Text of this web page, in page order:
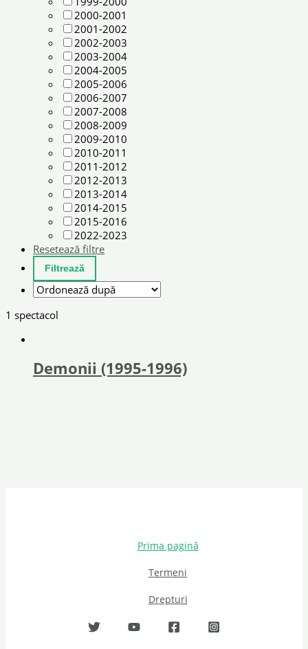
2000-2001
2001-2002
2002-2003
2003-2004
2004-2005
2005-2006
2006-2007
2007-2008
2008-2009
2009-2010
2010-2011
2011-2012
2012-2013
2013-2014
2014-2015
2015-2016
2022-2023
Resetează filtre
1 spectacol
Demonii (1995-1996)
Prima pagină
Termeni
Drepturi